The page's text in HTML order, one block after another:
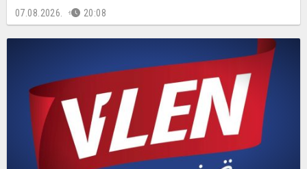
07.08.2026. 20:08